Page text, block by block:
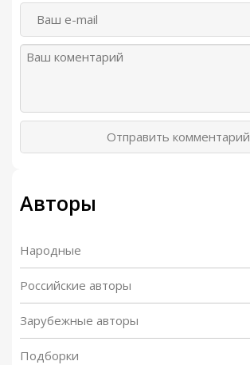
Отправить комментарий
Авторы
Народные
Российские авторы
Зарубежные авторы
Подборки